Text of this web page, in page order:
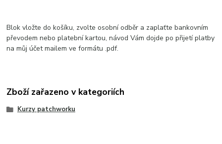
Blok vložte do košíku, zvolte osobní odběr a zaplaťte bankovním
převodem nebo platební kartou, návod Vám dojde po přijetí platby
na můj účet mailem ve formátu .pdf.
Zboží zařazeno v kategoriích
Kurzy patchworku